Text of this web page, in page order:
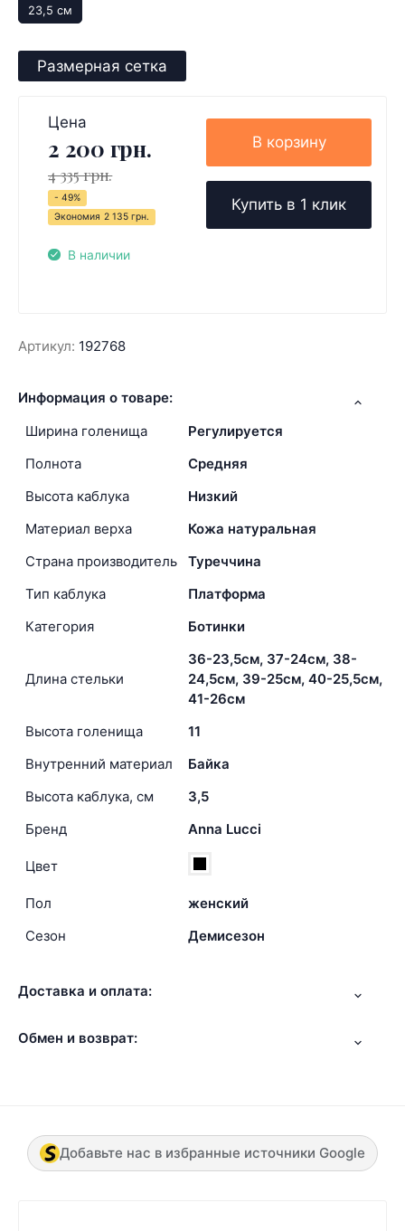
23,5 см
Размерная сетка
Цена
2 200 грн.
4 335 грн.
- 49%
Экономия 2 135 грн.
В наличии
В корзину
Купить в 1 клик
Артикул: 192768
Информация о товаре:
Ширина голенища
Регулируется
Полнота
Средняя
Высота каблука
Низкий
Материал верха
Кожа натуральная
Страна производитель
Туреччина
Тип каблука
Платформа
Категория
Ботинки
Длина стельки
36-23,5см, 37-24см, 38-
24,5см, 39-25см, 40-25,5см,
41-26см
Высота голенища
11
Внутренний материал
Байка
Высота каблука, см
3,5
Бренд
Anna Lucci
Цвет
Пол
женский
Сезон
Демисезон
Доставка и оплата:
Обмен и возврат:
Добавьте нас в избранные источники Google